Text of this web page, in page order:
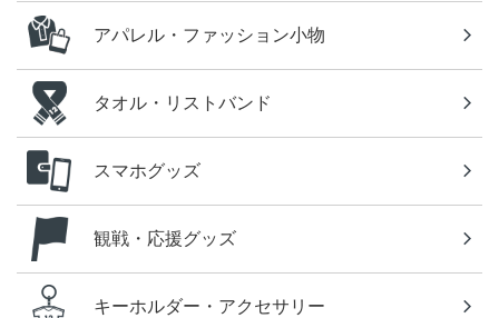
アパレル・ファッション小物
タオル・リストバンド
スマホグッズ
観戦・応援グッズ
キーホルダー・アクセサリー